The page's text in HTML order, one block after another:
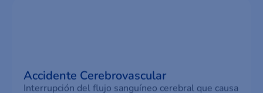
Accidente Cerebrovascular
Interrupción del flujo sanguíneo cerebral que causa